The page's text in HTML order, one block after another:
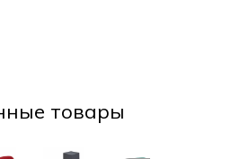
товары